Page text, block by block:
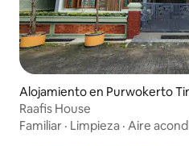
Alojamiento en Purwokerto
Raafis House
Familiar · Limpieza · Aire